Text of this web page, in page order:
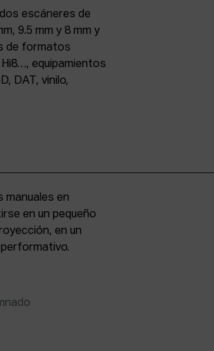
escáneres de
9.5 mm y 8 mm y
de formatos
equipamientos
DAT, vinilo,
manuales en
en un pequeño
en un